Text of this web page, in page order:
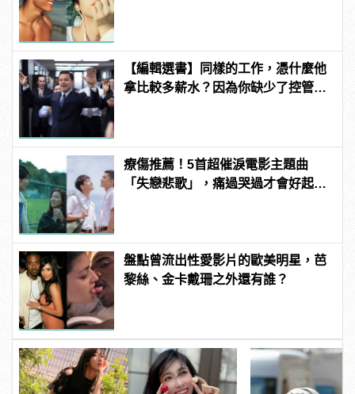
【編輯選書】同樣的工作，憑什麼他
拿比較多薪水？因為你缺少了控管
療傷推薦！5首超催淚電影主題曲
「失戀悲歌」，痛過哭過才會好起
盤點曾流出性愛影片的歐美明星，芭
黎絲、金卡戴珊之外還有誰？